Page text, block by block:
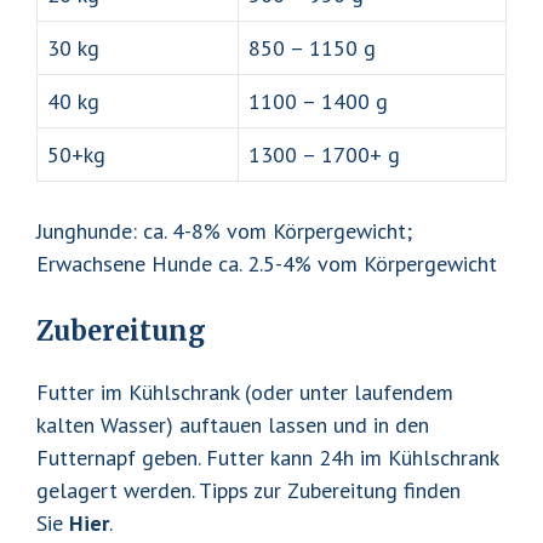
30 kg
850 – 1150 g
40 kg
1100 – 1400 g
50+kg
1300 – 1700+ g
Junghunde: ca. 4-8% vom Körpergewicht;
Erwachsene Hunde ca. 2.5-4% vom Körpergewicht
Zubereitung
Futter im Kühlschrank (oder unter laufendem
kalten Wasser) auftauen lassen und in den
Futternapf geben. Futter kann 24h im Kühlschrank
gelagert werden. Tipps zur Zubereitung finden
Sie Hier.